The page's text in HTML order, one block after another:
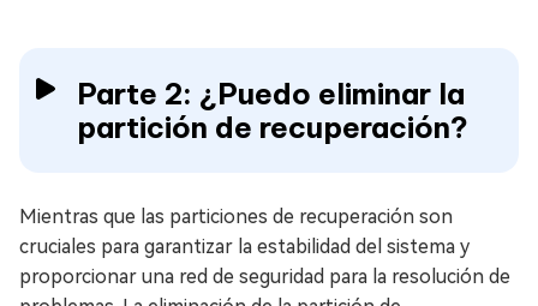
Parte 2: ¿Puedo eliminar la
partición de recuperación?
Mientras que las particiones de recuperación son
cruciales para garantizar la estabilidad del sistema y
proporcionar una red de seguridad para la resolución de